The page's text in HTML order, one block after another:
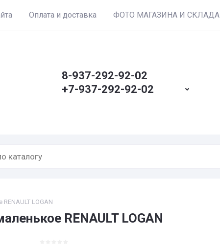
Оплата и доставка ФОТО МАГАЗИНА И СКЛАДА
8-937-292-92-02
+7-937-292-92-02
LOGAN
RENAULT LOGAN